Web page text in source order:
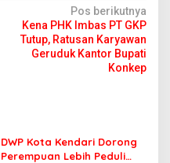
Pos berikutnya
Kena PHK Imbas PT GKP
Tutup, Ratusan Karyawan
Geruduk Kantor Bupati
Konkep
DWP Kota Kendari Dorong
Perempuan Lebih Peduli